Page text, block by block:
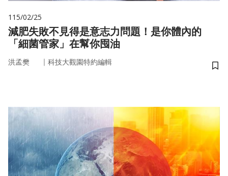
115/02/25
減肥失敗不見得是意志力問題！是你體內的
「細菌管家」在幫你囤油
洪孟樊 ｜ 科技大觀園特約編輯
儲